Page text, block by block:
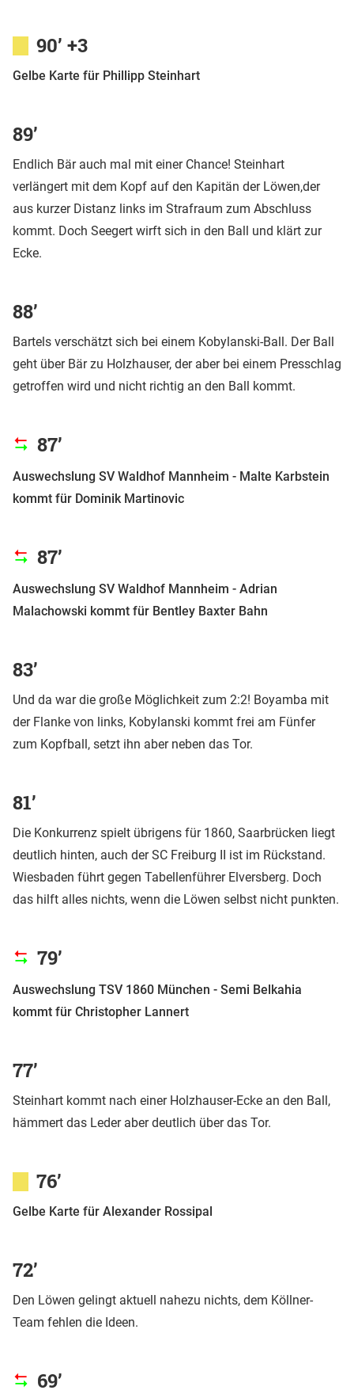
90’ +3
Gelbe Karte für Phillipp Steinhart
89’
Endlich Bär auch mal mit einer Chance! Steinhart
verlängert mit dem Kopf auf den Kapitän der Löwen,der
aus kurzer Distanz links im Strafraum zum Abschluss
kommt. Doch Seegert wirft sich in den Ball und klärt zur
Ecke.
88’
Bartels verschätzt sich bei einem Kobylanski-Ball. Der Ball
geht über Bär zu Holzhauser, der aber bei einem Presschlag
getroffen wird und nicht richtig an den Ball kommt.
87’
Auswechslung SV Waldhof Mannheim - Malte Karbstein
kommt für Dominik Martinovic
87’
Auswechslung SV Waldhof Mannheim - Adrian
Malachowski kommt für Bentley Baxter Bahn
83’
Und da war die große Möglichkeit zum 2:2! Boyamba mit
der Flanke von links, Kobylanski kommt frei am Fünfer
zum Kopfball, setzt ihn aber neben das Tor.
81’
Die Konkurrenz spielt übrigens für 1860, Saarbrücken liegt
deutlich hinten, auch der SC Freiburg II ist im Rückstand.
Wiesbaden führt gegen Tabellenführer Elversberg. Doch
das hilft alles nichts, wenn die Löwen selbst nicht punkten.
79’
Auswechslung TSV 1860 München - Semi Belkahia
kommt für Christopher Lannert
77’
Steinhart kommt nach einer Holzhauser-Ecke an den Ball,
hämmert das Leder aber deutlich über das Tor.
76’
Gelbe Karte für Alexander Rossipal
72’
Den Löwen gelingt aktuell nahezu nichts, dem Köllner-
Team fehlen die Ideen.
69’